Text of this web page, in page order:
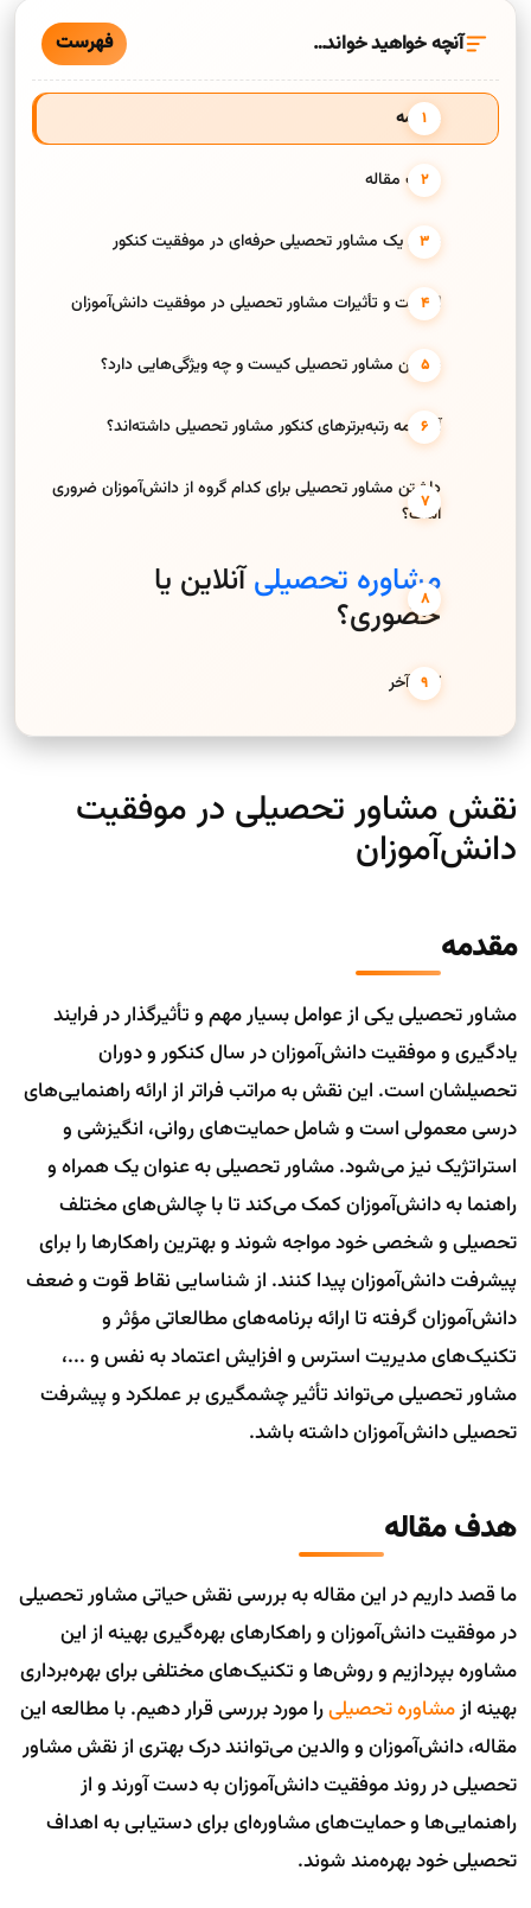
آنچه خواهید خواند… فهرست
مقدمه
هدف مقاله
نقش یک مشاور تحصیلی حرفه‌ای در موفقیت کنکور
اهمیت و تأثیرات مشاور تحصیلی در موفقیت دانش‌آموزان
بهترین مشاور تحصیلی کیست و چه ویژگی‌هایی دارد؟
آیا همه رتبه‌برترهای کنکور مشاور تحصیلی داشته‌اند؟
داشتن مشاور تحصیلی برای کدام گروه از دانش‌آموزان ضروری
است؟
مشاوره تحصیلیآنلاین یا
حضوری؟
کلام آخر
نقش مشاور تحصیلی در موفقیت
دانش‌آموزان
مقدمه
مشاور تحصیلی یکی از عوامل بسیار مهم و تأثیرگذار در فرایند
یادگیری و موفقیت دانش‌آموزان در سال کنکور و دوران
تحصیلشان است. این نقش به مراتب فراتر از ارائه راهنمایی‌های
درسی معمولی است و شامل حمایت‌های روانی، انگیزشی و
استراتژیک نیز می‌شود. مشاور تحصیلی به عنوان یک همراه و
راهنما به دانش‌آموزان کمک می‌کند تا با چالش‌های مختلف
تحصیلی و شخصی خود مواجه شوند و بهترین راهکارها را برای
پیشرفت دانش‌آموزان پیدا کنند. از شناسایی نقاط قوت و ضعف
دانش‌آموزان گرفته تا ارائه برنامه‌های مطالعاتی مؤثر و
تکنیک‌های مدیریت استرس و افزایش اعتماد به نفس و ...،
مشاور تحصیلی می‌تواند تأثیر چشمگیری بر عملکرد و پیشرفت
تحصیلی دانش‌آموزان داشته باشد.
هدف مقاله
ما قصد داریم در این مقاله به بررسی نقش حیاتی مشاور تحصیلی
در موفقیت دانش‌آموزان و راهکارهای بهره‌گیری بهینه از این
مشاوره بپردازیم و روش‌ها و تکنیک‌های مختلفی برای بهره‌برداری
بهینه ازمشاوره تحصیلیرا مورد بررسی قرار دهیم. با مطالعه این
مقاله، دانش‌آموزان و والدین می‌توانند درک بهتری از نقش مشاور
تحصیلی در روند موفقیت دانش‌آموزان به دست آورند و از
راهنمایی‌ها و حمایت‌های مشاوره‌ای برای دستیابی به اهداف
تحصیلی خود بهره‌مند شوند.